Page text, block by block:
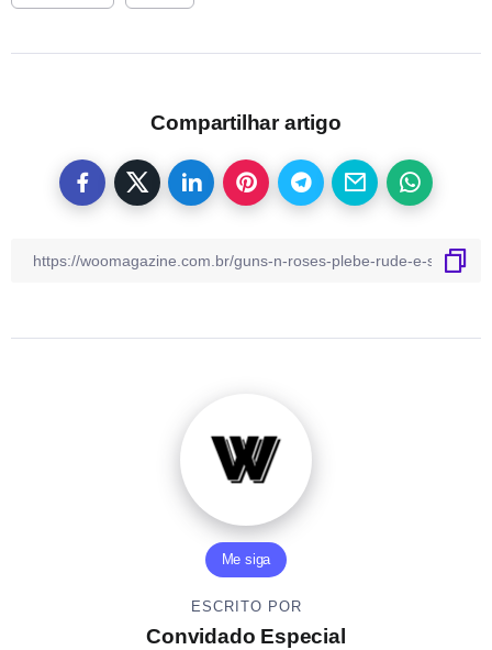
Compartilhar artigo
Me siga
ESCRITO POR
Convidado Especial